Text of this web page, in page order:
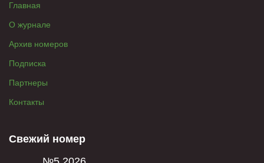
Главная
О журнале
Архив номеров
Подписка
Партнеры
Контакты
Свежий номер